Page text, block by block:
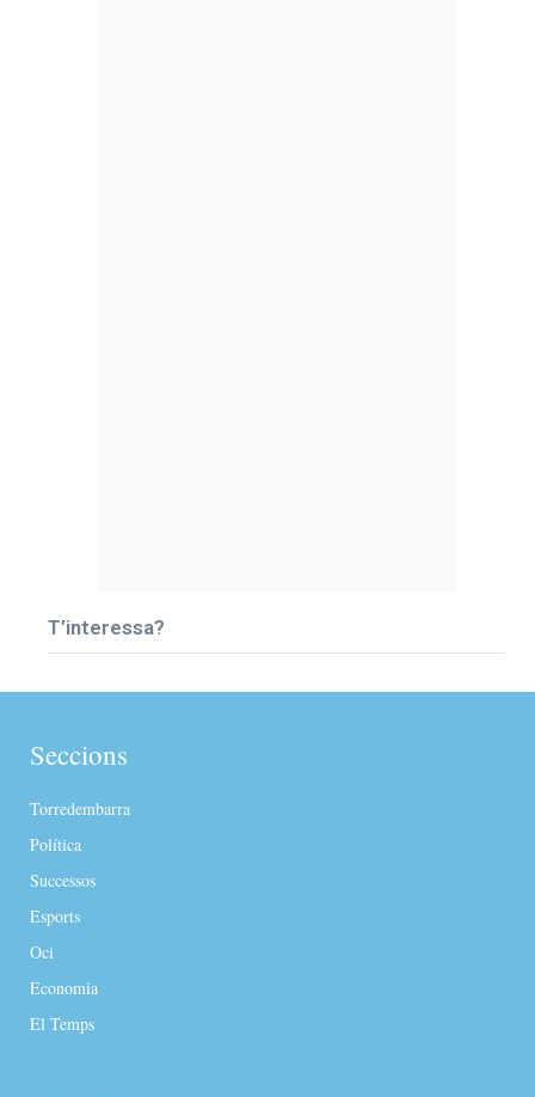
T’interessa?
Seccions
Torredembarra
Política
Successos
Esports
Oci
Economia
El Temps